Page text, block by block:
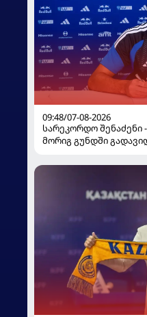
09:48/07-08-2026
სარეკორდო
მორიგ გუნდში